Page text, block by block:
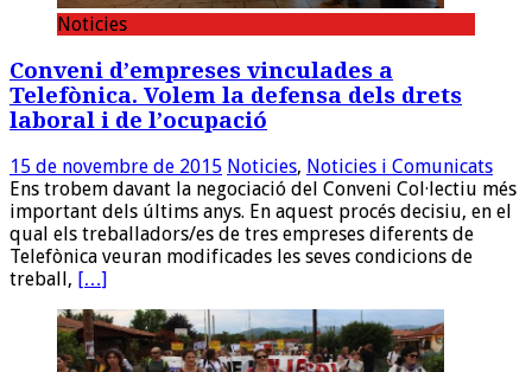
Noticies
Conveni d’empreses vinculades a
Telefònica. Volem la defensa dels drets
laboral i de l’ocupació
15 de novembre de 2015 Noticies, Noticies i Comunicats
Ens trobem davant la negociació del Conveni Col·lectiu més
important dels últims anys. En aquest procés decisiu, en el
qual els treballadors/es de tres empreses diferents de
Telefònica veuran modificades les seves condicions de
treball, […]